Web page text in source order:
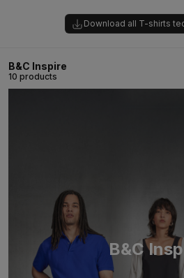
Download all T-shirts
B&C Inspire
10 products
B&C